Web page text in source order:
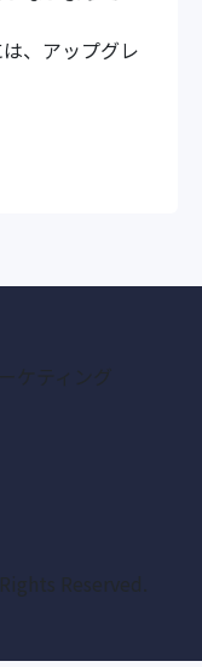
、アップグレ
ケティング
Reserved.